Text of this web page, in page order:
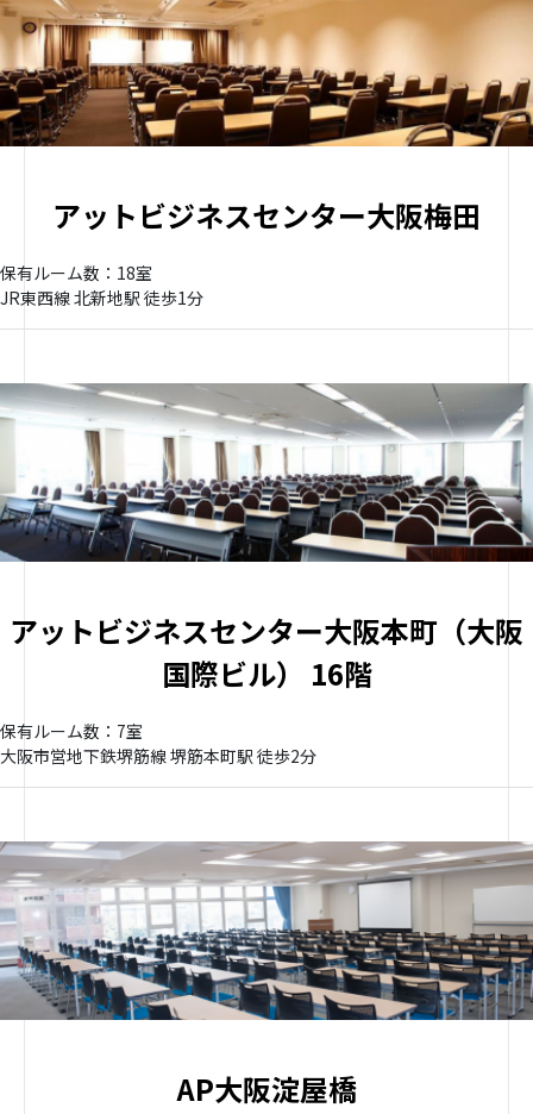
アットビジネスセンター大阪梅田
保有ルーム数：18室
JR東西線 北新地駅 徒歩1分
アットビジネスセンター大阪本町（大阪
国際ビル） 16階
保有ルーム数：7室
大阪市営地下鉄堺筋線 堺筋本町駅 徒歩2分
AP大阪淀屋橋